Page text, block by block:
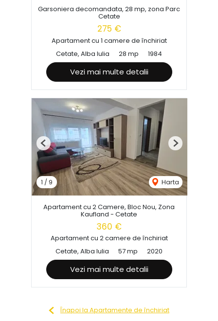
Garsoniera decomandata, 28 mp, zona Parc
Cetate
275 €
Apartament cu 1 camere de închiriat
Cetate, Alba Iulia
28 mp 1984
Vezi mai multe detalii
1 /9 Harta
Previous Next
Apartament cu 2 Camere, Bloc Nou, Zona
Kaufland - Cetate
360 €
Apartament cu 2 camere de închiriat
Cetate, Alba Iulia
57 mp 2020
Vezi mai multe detalii
Înapoi la Apartamente de închiriat